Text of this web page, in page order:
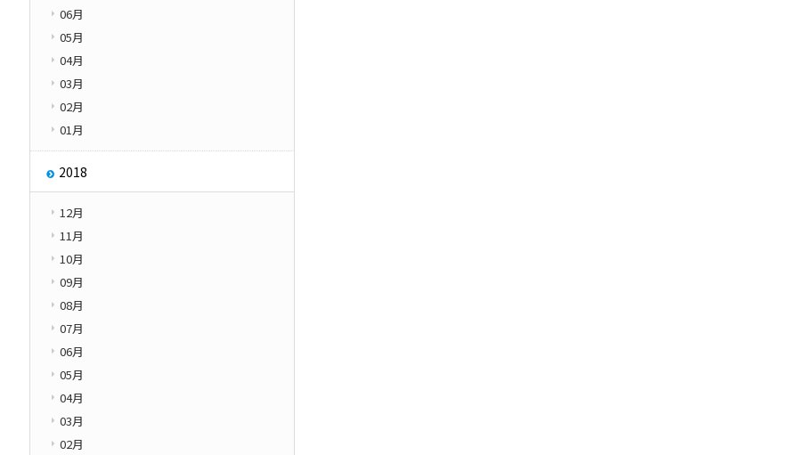
06月
05月
04月
03月
02月
01月
2018
12月
11月
10月
09月
08月
07月
06月
05月
04月
03月
02月